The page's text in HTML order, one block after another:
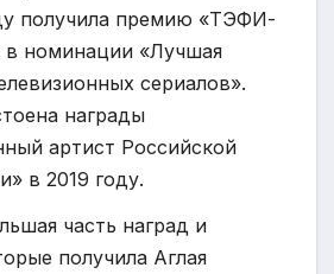
получила премию «ТЭФИ-
номинации «Лучшая
сериалов».
награды
артист Российской
в 2019 году.
часть наград и
получила Аглая